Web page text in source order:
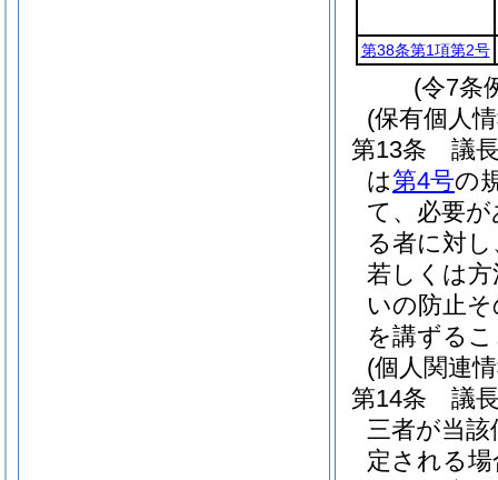
第38条第1項第2号
(令7条
(保有個人
第13条
議
は第4号の
て、必要
る者に対
若しくは
いの防止
を講ずる
(個人関連
第14条
議
三者が当
定される